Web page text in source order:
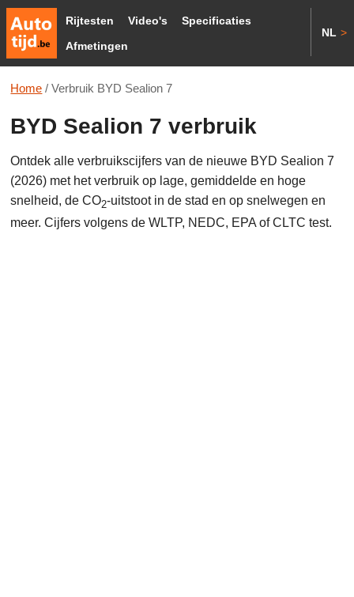
Rijtesten Video's
Specificaties
Afmetingen
NL >
Home / Verbruik BYD Sealion 7
BYD Sealion 7 verbruik
Ontdek alle verbruikscijfers van de nieuwe BYD Sealion 7
(2026) met het verbruik op lage, gemiddelde en hoge
snelheid, de CO2-uitstoot in de stad en op snelwegen en
meer. Cijfers volgens de WLTP, NEDC, EPA of CLTC test.